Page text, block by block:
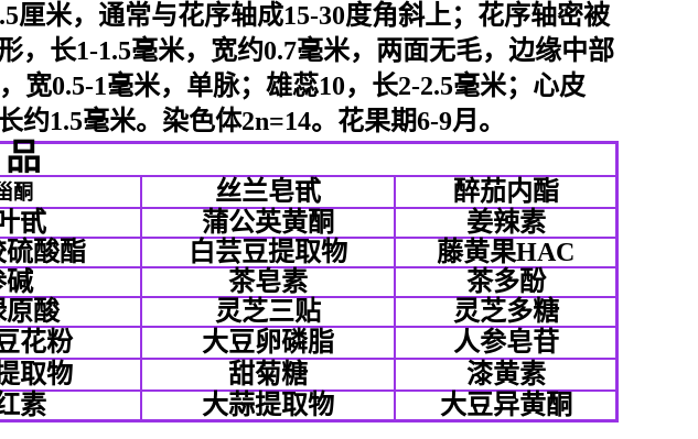
厘米，通常与花序轴成15-30度角斜上；花序轴密被
长1-1.5毫米，宽约0.7毫米，两面无毛，边缘中部
宽0.5-1毫米，单脉；雄蕊10，长2-2.5毫米；心皮
1.5毫米。染色体2n=14。花果期6-9月。
酮 丝兰皂甙
醉茄内酯
甙 蒲公英黄酮
姜辣素
硫酸酯 白芸豆提取物
藤黄果HAC
碱 茶皂素
茶多酚
原酸 灵芝三贴 灵芝多糖
花粉 大豆卵磷脂 人参皂苷
取物 甜菊糖
漆黄素
素 大蒜提取物 大豆异黄酮